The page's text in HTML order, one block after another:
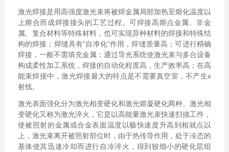
激光焊接是用高强度激光束将被焊金属局部加热至熔化温度以
上熔合而成焊接接头的工艺过程。可焊接高熔点金属、非金
属、复合材料等特殊材料，也可实现异种材料的焊接和特殊结
构的焊接；焊缝具有“自净化”作用，焊缝质量高；可进行精确
焊接，一般不需填充金属；通过导光系统使激光束与多台设备
构成柔性加工系统，焊接的自动化程度高，生产效率高；在高
能束焊接中，激光焊接最大的特点是不需要真空室，不产生x
射线。
激光表面强化分为激光相变硬化和激光熔凝硬化两种。激光相
变硬化又称为激光淬火，它是以高能量激光束快速扫描工件，
使被照射的金属或合金表面温度以极快速度升高到相就点以
上，激光束离开被照射部位时，由于热传导作用，处于冷态的
基体使其迅速冷却而进行自冷淬火，得到较细小的硬化层组